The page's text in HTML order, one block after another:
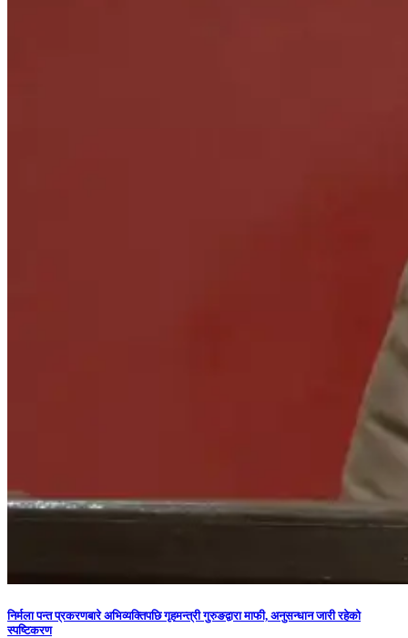
निर्मला पन्त प्रकरणबारे अभिव्यक्तिपछि गृहमन्त्री गुरुङद्वारा माफी, अनुसन्धान जारी रहेको
स्पष्टिकरण